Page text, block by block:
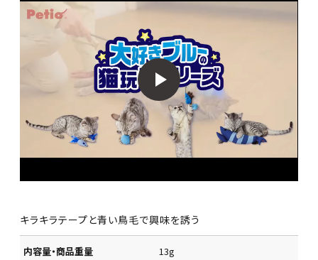
キラキラテープと青い鳥毛で興味を誘う
内容量・商品重量 13g